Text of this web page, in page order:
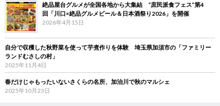
絶品屋台グルメが全国各地から大集結 “庶民派食フェス”第4
回「川口×絶品グルメビール＆日本酒祭り2026」を開催
2026年4月15日
自分で収穫した秋野菜を使って芋煮作りを体験 埼玉県加須市の「ファミリー
ランドむさしの村」
2025年11月4日
春だけじゃもったいないさくらの名所、加治川で秋のマルシェ
2025年10月23日